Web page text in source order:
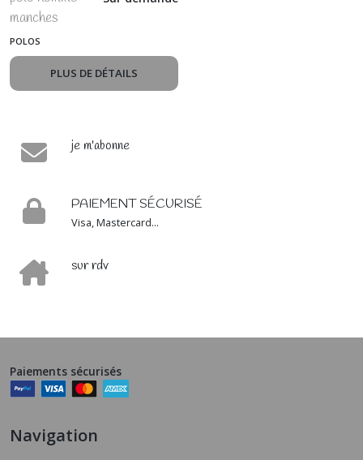
manches
longues
POLOS
PLUS DE DÉTAILS
je m'abonne
PAIEMENT SÉCURISÉ
Visa, Mastercard...
sur rdv
Paiements sécurisés
Navigation